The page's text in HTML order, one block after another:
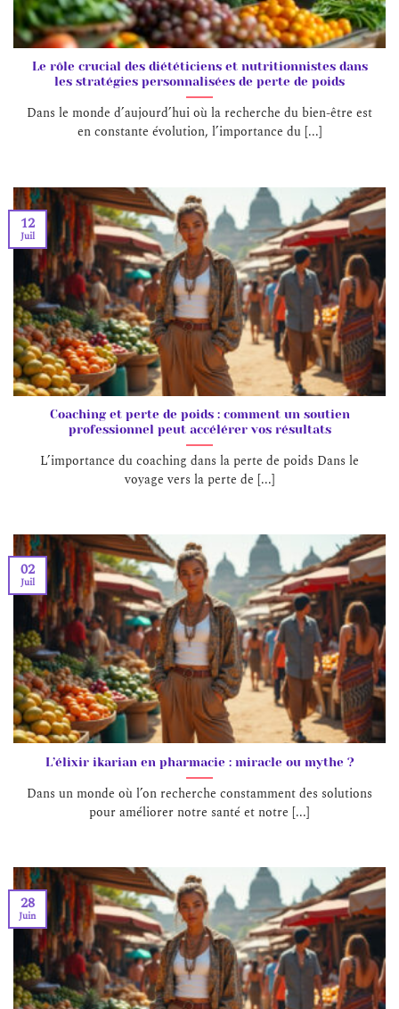
Le rôle crucial des diététiciens et nutritionnistes dans
les stratégies personnalisées de perte de poids
Dans le monde d’aujourd’hui où la recherche du bien-être est
en constante évolution, l’importance du [...]
Coaching et perte de poids : comment un soutien
professionnel peut accélérer vos résultats
L’importance du coaching dans la perte de poids Dans le
voyage vers la perte de [...]
12
Juil
L’élixir ikarian en pharmacie : miracle ou mythe ?
Dans un monde où l’on recherche constamment des solutions
pour améliorer notre santé et notre [...]
02
Juil
28
Juin